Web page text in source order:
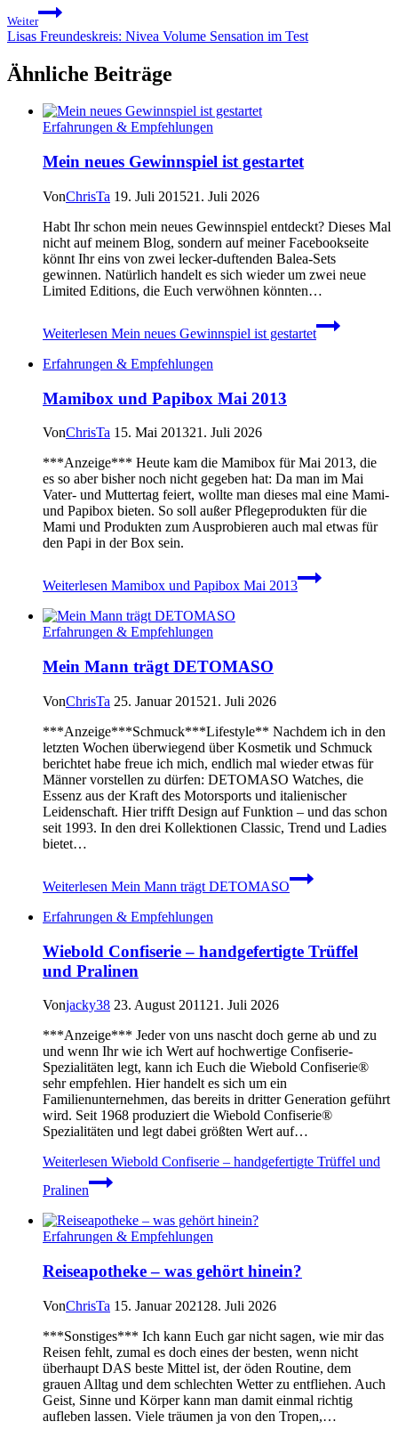
Weiter
Lisas Freundeskreis: Nivea Volume Sensation im Test
Ähnliche Beiträge
Erfahrungen & Empfehlungen
Mein neues Gewinnspiel ist gestartet
VonChrisTa 19. Juli 201521. Juli 2026
Habt Ihr schon mein neues Gewinnspiel entdeckt? Dieses Mal
nicht auf meinem Blog, sondern auf meiner Facebookseite
könnt Ihr eins von zwei lecker-duftenden Balea-Sets
gewinnen. Natürlich handelt es sich wieder um zwei neue
Limited Editions, die Euch verwöhnen könnten…
Weiterlesen Mein neues Gewinnspiel ist gestartet
Erfahrungen & Empfehlungen
Mamibox und Papibox Mai 2013
VonChrisTa 15. Mai 201321. Juli 2026
***Anzeige*** Heute kam die Mamibox für Mai 2013, die
es so aber bisher noch nicht gegeben hat: Da man im Mai
Vater- und Muttertag feiert, wollte man dieses mal eine Mami-
und Papibox bieten. So soll außer Pflegeprodukten für die
Mami und Produkten zum Ausprobieren auch mal etwas für
den Papi in der Box sein.
Weiterlesen Mamibox und Papibox Mai 2013
Erfahrungen & Empfehlungen
Mein Mann trägt DETOMASO
VonChrisTa 25. Januar 201521. Juli 2026
***Anzeige***Schmuck***Lifestyle** Nachdem ich in den
letzten Wochen überwiegend über Kosmetik und Schmuck
berichtet habe freue ich mich, endlich mal wieder etwas für
Männer vorstellen zu dürfen: DETOMASO Watches, die
Essenz aus der Kraft des Motorsports und italienischer
Leidenschaft. Hier trifft Design auf Funktion – und das schon
seit 1993. In den drei Kollektionen Classic, Trend und Ladies
bietet…
Weiterlesen Mein Mann trägt DETOMASO
Erfahrungen & Empfehlungen
Wiebold Confiserie – handgefertigte Trüffel
und Pralinen
Vonjacky38 23. August 2011 21. Juli 2026
***Anzeige*** Jeder von uns nascht doch gerne ab und zu
und wenn Ihr wie ich Wert auf hochwertige Confiserie-
Spezialitäten legt, kann ich Euch die Wiebold Confiserie®
sehr empfehlen. Hier handelt es sich um ein
Familienunternehmen, das bereits in dritter Generation geführt
wird. Seit 1968 produziert die Wiebold Confiserie®
Spezialitäten und legt dabei größten Wert auf…
Weiterlesen Wiebold Confiserie – handgefertigte Trüffel und
Pralinen
Erfahrungen & Empfehlungen
Reiseapotheke – was gehört hinein?
VonChrisTa 15. Januar 2021 28. Juli 2026
***Sonstiges*** Ich kann Euch gar nicht sagen, wie mir das
Reisen fehlt, zumal es doch eines der besten, wenn nicht
überhaupt DAS beste Mittel ist, der öden Routine, dem
grauen Alltag und dem schlechten Wetter zu entfliehen. Auch
Geist, Sinne und Körper kann man damit einmal richtig
aufleben lassen. Viele träumen ja von den Tropen,…